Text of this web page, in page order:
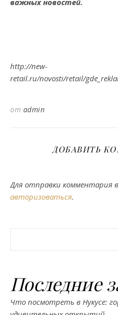
важных новостей.
http://new-
retail.ru/novosti/retail/
от admin
ДОБАВИТЬ
Для отправки комментария
авторизоваться.
Последние
Что посмотреть в Нукусе: